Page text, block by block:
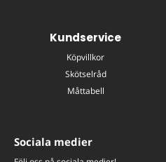
Kundservice
Köpvillkor
Skötselråd
Måttabell
Sociala medier